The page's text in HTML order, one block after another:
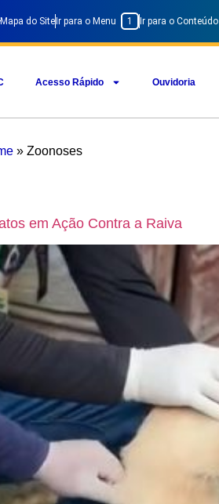
Mapa do Site Ir para o Menu 1 Ir para o Conteúdo
Acesso Rápido Ouvidoria
» Zoonoses
em Ação Contra a Raiva